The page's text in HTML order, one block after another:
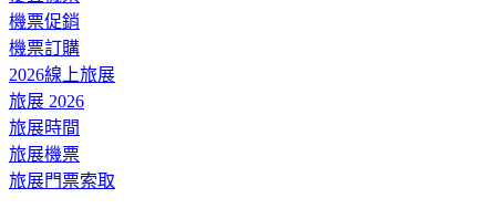
機票促銷
機票訂購
2026線上旅展
旅展 2026
旅展時間
旅展機票
旅展門票索取